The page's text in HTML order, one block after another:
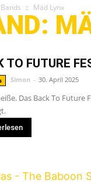
Bands Mäd Lynx
TO FUTURE
Simon - 30. April 2025
Das Back To